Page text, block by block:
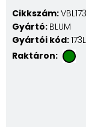
Cikkszám:
Gyártó: BLUM
Gyártói kód:
Raktáron: